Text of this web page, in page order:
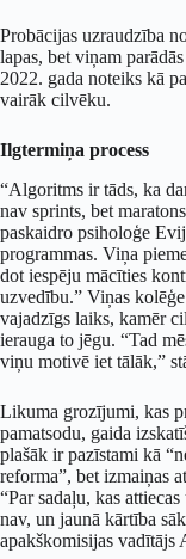
Probācijas uzraudzība
lapas, bet viņam
2022. gada noteiks kā
vairāk cilvēku.
Ilgtermiņa process
“Algoritms ir tāds, ka
nav sprints, bet
paskaidro psiholoģe
programmas. Viņa
dot iespēju mācīties
uzvedību.” Viņas
vajadzīgs laiks, kamēr
ierauga to jēgu. “Tad
viņu motivē iet tālāk,”
Likuma grozījumi, kas
pamatsodu, gaida
plašāk ir pazīstami kā
reforma”, bet izmaiņas
“Par sadaļu, kas
nav, un jaunā kārtība
apakškomisijas vadītājs